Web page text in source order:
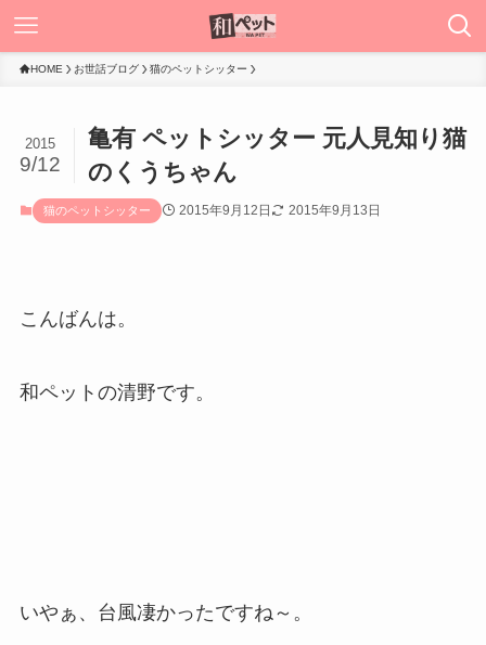
HOME お世話ブログ 猫のペットシッター
亀有 ペットシッター 元人見知り猫
のくうちゃん
2015
9/12
猫のペットシッター 2015年9月12日 2015年9月13日
こんばんは。
和ペットの清野です。
いやぁ、台風凄かったですね～。